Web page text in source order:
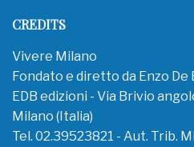
CREDITS
Vivere Milano
Fondato e diretto da Enzo De
EDB edizioni - Via Brivio
Milano (Italia)
Tel. 02.39523821 - Aut. Trib.